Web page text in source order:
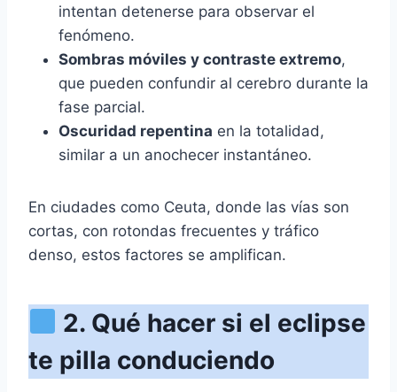
intentan detenerse para observar el
fenómeno.
Sombras móviles y contraste extremo,
que pueden confundir al cerebro durante la
fase parcial.
Oscuridad repentina en la totalidad,
similar a un anochecer instantáneo.
En ciudades como Ceuta, donde las vías son
cortas, con rotondas frecuentes y tráfico
denso, estos factores se amplifican.
2. Qué hacer si el eclipse
te pilla conduciendo